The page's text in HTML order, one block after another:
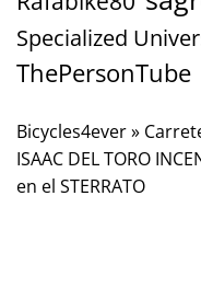
Specialized
ThePersonTube
Bicycles4ever»
ISAAC DEL TORO
en el STERRATO